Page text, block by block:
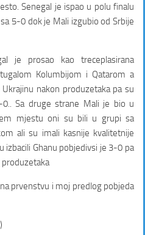
Senegal je ispao u polu finalu
5-0 dok je Mali izgubio od Srbije
je prosao kao treceplasirana
Kolumbijom i Qatarom a
nakon produzetaka pa su
Sa druge strane Mali je bio u
mjestu oni su bili u grupi sa
ali su imali kasnije kvalitetnije
izbacili Ghanu pobjedivsi je 3-0 pa
produzetaka
prvenstvu i moj predlog pobjeda